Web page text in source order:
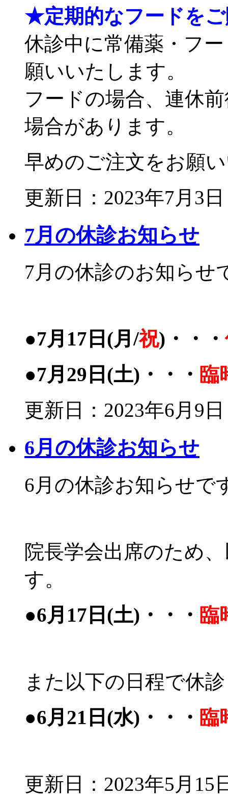
★定期的なフードを
休診中に常備薬・フ
願いいたします。
フードの場合、連休
場合があります。
早めのご注文をお願
更新日：2023年7月3日
7月の休診お知らせ
7月の休診のお知らせ
●7月17日(月/祝)・・・
●7月29日(土)・・・ 臨
更新日：2023年6月9日
6月の休診お知らせ
6月の休診お知らせで
院長学会出席のため
す。
●6月17日(土)・・・ 臨
また以下の日程で休
●6月21日(水)・・・ 臨
更新日：2023年5月15